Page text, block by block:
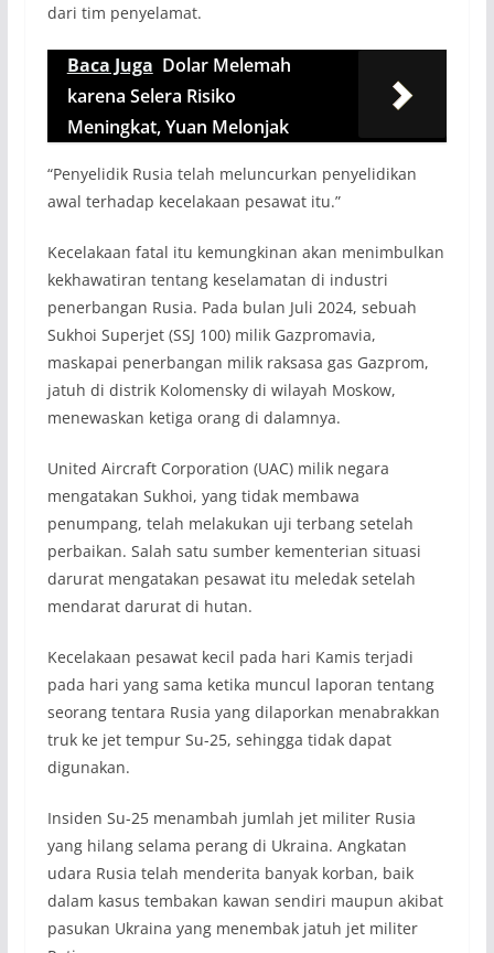
dari tim penyelamat.
Baca Juga Dolar Melemah
karena Selera Risiko
Meningkat, Yuan Melonjak
“Penyelidik Rusia telah meluncurkan penyelidikan
awal terhadap kecelakaan pesawat itu.”
Kecelakaan fatal itu kemungkinan akan menimbulkan
kekhawatiran tentang keselamatan di industri
penerbangan Rusia. Pada bulan Juli 2024, sebuah
Sukhoi Superjet (SSJ 100) milik Gazpromavia,
maskapai penerbangan milik raksasa gas Gazprom,
jatuh di distrik Kolomensky di wilayah Moskow,
menewaskan ketiga orang di dalamnya.
United Aircraft Corporation (UAC) milik negara
mengatakan Sukhoi, yang tidak membawa
penumpang, telah melakukan uji terbang setelah
perbaikan. Salah satu sumber kementerian situasi
darurat mengatakan pesawat itu meledak setelah
mendarat darurat di hutan.
Kecelakaan pesawat kecil pada hari Kamis terjadi
pada hari yang sama ketika muncul laporan tentang
seorang tentara Rusia yang dilaporkan menabrakkan
truk ke jet tempur Su-25, sehingga tidak dapat
digunakan.
Insiden Su-25 menambah jumlah jet militer Rusia
yang hilang selama perang di Ukraina. Angkatan
udara Rusia telah menderita banyak korban, baik
dalam kasus tembakan kawan sendiri maupun akibat
pasukan Ukraina yang menembak jatuh jet militer